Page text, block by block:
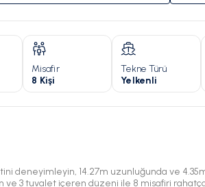
Misafir
8 Kişi
Tekne Türü
Yelkenli
deneyimleyin, 14.27m uzunluğunda ve
ve 3 tuvalet içeren düzeni ile 8 misafiri